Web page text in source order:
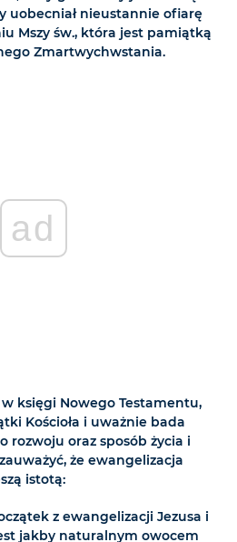
uobecniał nieustannie ofiarę
Mszy św., która jest pamiątką
Zmartwychwstania.
ad
w księgi Nowego Testamentu,
Kościoła i uważnie bada
rozwoju oraz sposób życia i
że ewangelizacja
istotą:
z ewangelizacji Jezusa i
jakby naturalnym owocem